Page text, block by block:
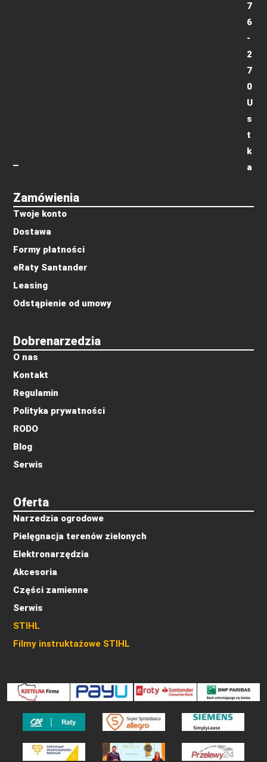
Oferta
Narzedzia ogrodowe
Pielęgnacja terenów zielonych
Elektronarzędzia
Akcesoria
Części zamienne
Serwis
STIHL
Filmy instruktażowe STIHL
Dobrenarzedzia
O nas
Kontakt
Regulamin
Polityka prywatności
RODO
Blog
Serwis
Zamówienia
Twoje konto
Dostawa
Formy płatności
eRaty Santander
Leasing
Odstąpienie od umowy
7
6
-
2
7
0
U
s
t
k
a